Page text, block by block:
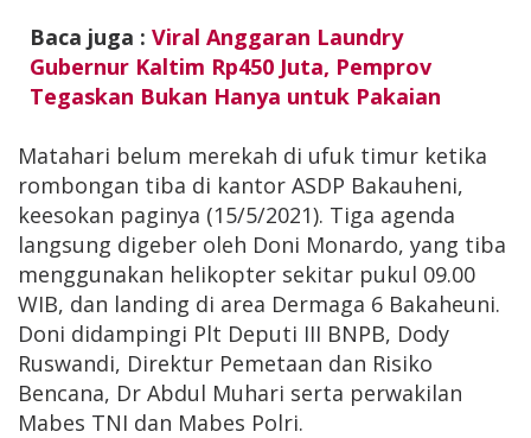
Baca juga : Viral Anggaran Laundry
Gubernur Kaltim Rp450 Juta, Pemprov
Tegaskan Bukan Hanya untuk Pakaian
Matahari belum merekah di ufuk timur ketika
rombongan tiba di kantor ASDP Bakauheni,
keesokan paginya (15/5/2021). Tiga agenda
langsung digeber oleh Doni Monardo, yang tiba
menggunakan helikopter sekitar pukul 09.00
WIB, dan landing di area Dermaga 6 Bakaheuni.
Doni didampingi Plt Deputi III BNPB, Dody
Ruswandi, Direktur Pemetaan dan Risiko
Bencana, Dr Abdul Muhari serta perwakilan
Mabes TNI dan Mabes Polri.